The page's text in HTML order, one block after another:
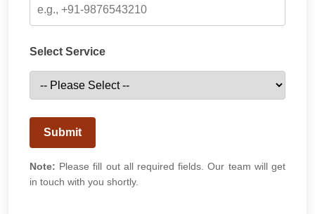
Select Service
Submit
Note: Please fill out all required fields. Our team will get
in touch with you shortly.